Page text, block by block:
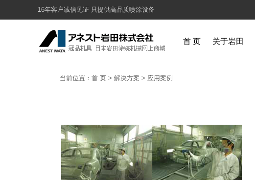
16年客户诚信见证 只提供高品质喷涂设备
首 页 关于岩田
当前位置： 首 页 > 解决方案 > 应用案例